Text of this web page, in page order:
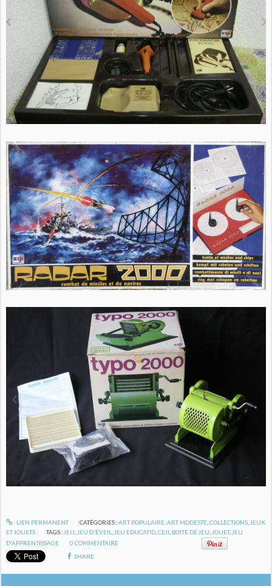
LIEN PERMANENT CATÉGORIES :ART POPULAIRE, ART MODESTE, COLLECTIONS, JEUX
ET JOUETS
TAGS : JEU JEU D'ÉVEIL JEU EDUCATID ,CEJI BOITE DE JEU JOUET, JEU
D'APPRENTISSAGE
0 COMMENTAIRE
SHARE